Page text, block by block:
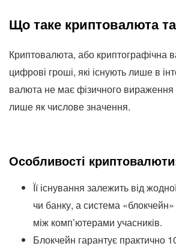
Що таке криптовалюта та
Криптовалюта, або криптографічна
цифрові гроші, які існують лише в
валюта не має фізичного
лише як числове значення.
Особливості
Її існування залежить від
чи банку, а система
між комп’ютерами учасників.
Блокчейн гарантує практично